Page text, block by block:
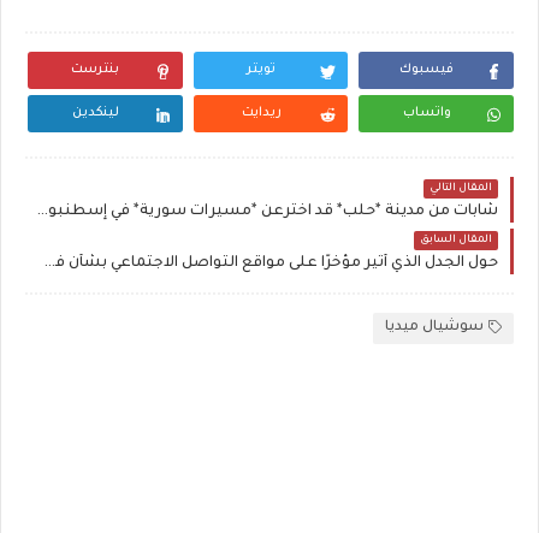
فيسبوك تويتر بنترست
واتساب ريدايت لينكدين
المقال التالي
شابات من مدينة *حلب* قد اخترعن *مسيرات سورية* في إسطنبول، بمعنى الطائرات المسيّرة العسكرية
المقال السابق
حول الجدل الذي أثير مؤخرًا على مواقع التواصل الاجتماعي بشأن فلاديمير بوتين وأسماء الأسد:
سوشيال ميديا